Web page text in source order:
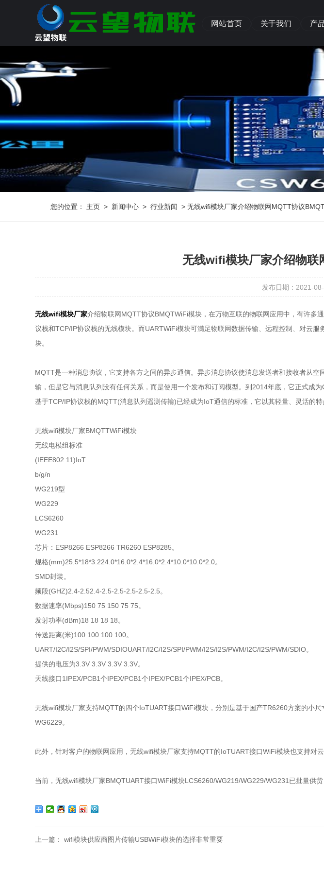
网站首页 关于我们 产
您的位置： 主页 > 新闻中心 > 行业新闻 > 无线wifi模块厂家介绍物联网MQTT协议
无线wifi模块厂家介绍物
发布日期：2021-
无线wifi模块厂家介绍物联网MQTT协议BMQTWiFi模块，在万物互联的物联网应用中，有许多
议栈和TCP/IP协议栈的无线模块。而UARTWiFi模块可满足物联网数据传输、远程控制、对云
块。
MQTT是一种消息协议，它支持各方之间的异步通信。异步消息协议使消息发送者和接收者从
输，但是它与消息队列没有任何关系，而是使用一个发布和订阅模型。到2014年底，它正式成
基于TCP/IP协议栈的MQTT(消息队列遥测传输)已经成为IoT通信的标准，它以其轻量、灵活的
无线wifi模块厂家BMQTTWiFi模块
无线电模组标准
(IEEE802.11)IoT
b/g/n
WG219型
WG229
LCS6260
WG231
芯片：ESP8266 ESP8266 TR6260 ESP8285。
规格(mm)25.5*18*3.224.0*16.0*2.4*16.0*2.4*10.0*10.0*2.0。
SMD封装。
频段(GHZ)2.4-2.52.4-2.5-2.5-2.5-2.5-2.5。
数据速率(Mbps)150 75 150 75 75。
发射功率(dBm)18 18 18 18。
传送距离(米)100 100 100 100。
UART/I2C/I2S/SPI/PWM/SDIOUART/I2C/I2S/SPI/PWM/I2S/I2S/PWM/I2C/I2S/PWM/SDIO。
提供的电压为3.3V 3.3V 3.3V 3.3V。
天线接口1IPEX/PCB1个IPEX/PCB1个IPEX/PCB1个IPEX/PCB。
无线wifi模块厂家支持MQTT的四个IoTUART接口WiFi模块，分别是基于国产TR6260方案的小
WG6229。
此外，针对客户的物联网应用，无线wifi模块厂家支持MQTT的IoTUART接口WiFi模块也支持对
当前，无线wifi模块厂家BMQTUART接口WiFi模块LCS6260/WG219/WG229/WG231已批量供货
上一篇： wifi模块供应商图片传输USBWiFi模块的选择非常重要